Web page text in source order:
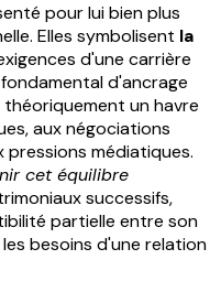
pour lui bien plus
Elles symbolisent la
d'une carrière
d'ancrage
un havre
aux négociations
médiatiques.
cet équilibre
successifs,
partielle entre son
besoins d'une relation